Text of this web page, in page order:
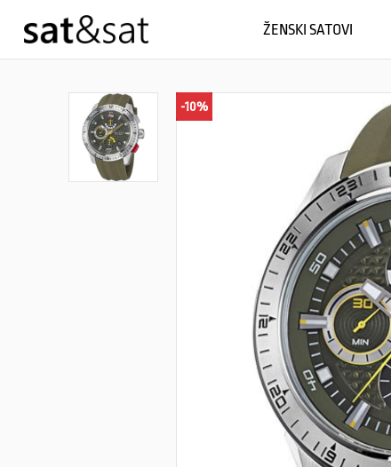
ŽENSKI SATOVI
-10%